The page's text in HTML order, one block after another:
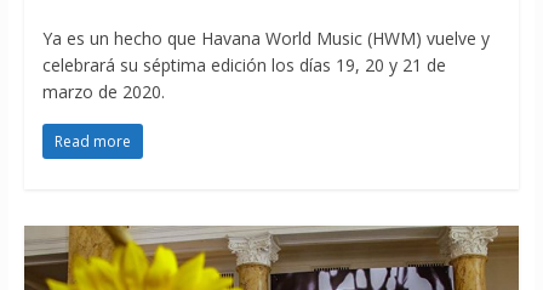
Ya es un hecho que Havana World Music (HWM) vuelve y
celebrará su séptima edición los días 19, 20 y 21 de
marzo de 2020.
Read more